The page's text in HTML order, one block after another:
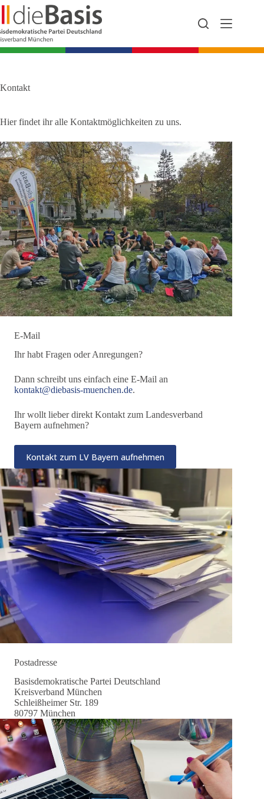
Zum
Inhalt
springen
Kontakt
Hier findet ihr alle Kontaktmöglichkeiten zu uns.
E-Mail
Ihr habt Fragen oder Anregungen?
Dann schreibt uns einfach eine E-Mail an
kontakt@diebasis-muenchen.de.
Ihr wollt lieber direkt Kontakt zum Landesverband
Bayern aufnehmen?
Kontakt zum LV Bayern aufnehmen
Postadresse
Basisdemokratische Partei Deutschland
Kreisverband München
Schleißheimer Str. 189
80797 München